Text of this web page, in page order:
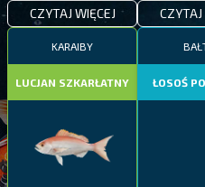
CZYTAJ WIĘCEJ CZYTAJ
KARAIBY
LUCJAN SZKARŁATNY ŁOSOŚ